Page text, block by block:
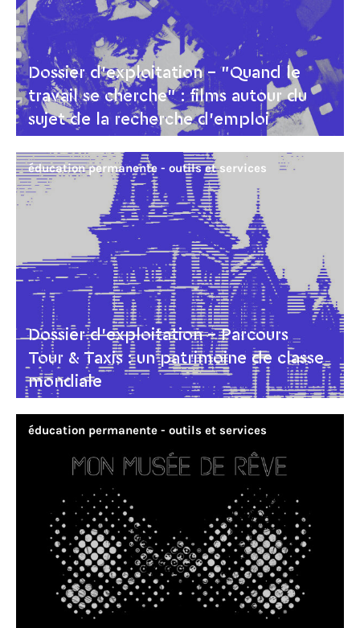
Dossier d’exploitation - "Quand le
travail se cherche" : films autour du
sujet de la recherche d'emploi
éducation permanente - outils et services
Dossier d’exploitation - Parcours
Tour & Taxis : un patrimoine de classe
mondiale
éducation permanente - outils et services